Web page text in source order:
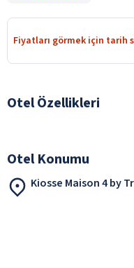
Fiyatları görmek için tarih
Otel Özellikleri
Otel Konumu
Kiosse Maison 4 by